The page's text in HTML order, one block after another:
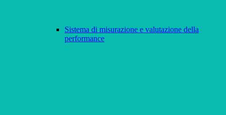
Sistema di misurazione e valutazione della
performance